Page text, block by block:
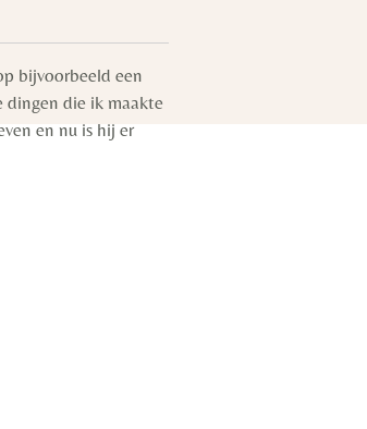
bijvoorbeeld een
dingen die ik maakte
en nu is hij er